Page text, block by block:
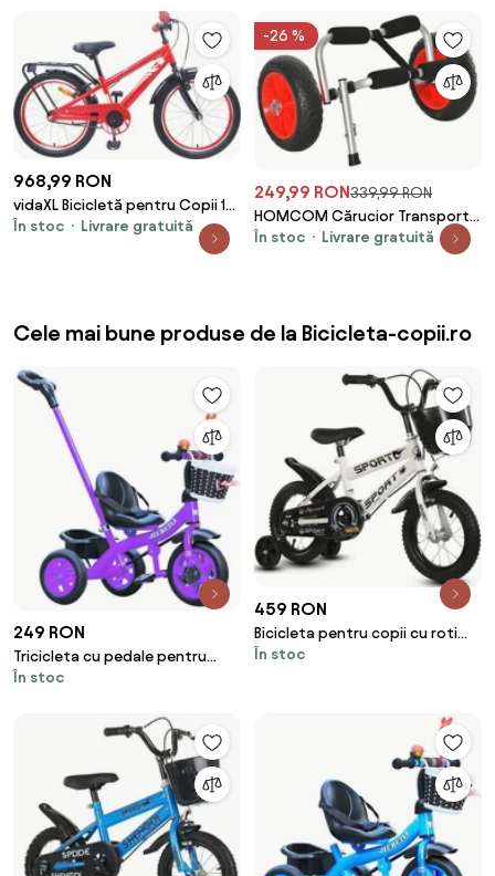
968,99 RON
vidaXL Bicicletă pentru Copii 18
Inci pentru 5-7 ani Roșu
În stoc Livrare gratuită
-26 %
249,99 RON339,99 RON
HOMCOM Cărucior Transport
Caiac Pliabil, Teren Accidentat,
În stoc Livrare gratuită
Cele mai bune produse de la Bicicleta-copii.ro
249 RON
Tricicleta cu pedale pentru
copii 2-5 ani, cu maner parental
În stoc
459 RON
Bicicleta pentru copii cu roti
ajutatoare si frane, 14 inch, Alb
În stoc